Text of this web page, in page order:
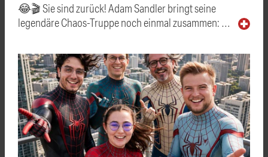
😂🎬 Sie sind zurück! Adam Sandler bringt seine
legendäre Chaos-Truppe noch einmal zusammen: …